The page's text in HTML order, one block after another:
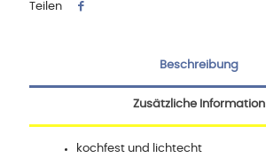
Teilen
Beschreibung
Zusätzliche Information
kochfest und lichtecht